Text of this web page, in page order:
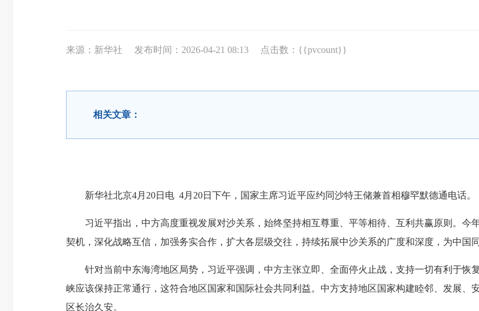
来源：新华社 发布时间：2026-04-21 08:13 点击数：{{pvcount}}
相关文章：
新华社北京4月20日电 4月20日下午，国家主席习近平应约同沙特王储兼首相穆罕默德通电话。
习近平指出，中方高度重视发展对沙关系，始终坚持相互尊重、平等相待、互利共赢原则。今
契机，深化战略互信，加强务实合作，扩大各层级交往，持续拓展中沙关系的广度和深度，为中国
针对当前中东海湾地区局势，习近平强调，中方主张立即、全面停火止战，支持一切有利于恢
峡应该保持正常通行，这符合地区国家和国际社会共同利益。中方支持地区国家构建睦邻、发展
区长治久安。